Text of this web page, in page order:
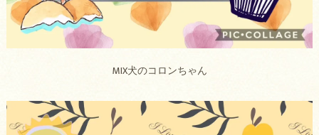
MIX犬のコロンちゃん